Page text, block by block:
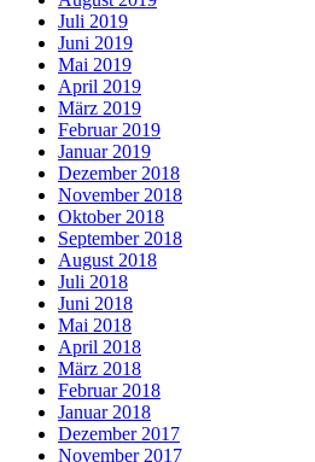
Juli 2019
Juni 2019
Mai 2019
April 2019
März 2019
Februar 2019
Januar 2019
Dezember 2018
November 2018
Oktober 2018
September 2018
August 2018
Juli 2018
Juni 2018
Mai 2018
April 2018
März 2018
Februar 2018
Januar 2018
Dezember 2017
November 2017